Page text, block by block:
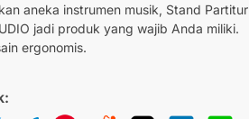
aneka instrumen musik, Stand Partitur
jadi produk yang wajib Anda miliki.
ergonomis.